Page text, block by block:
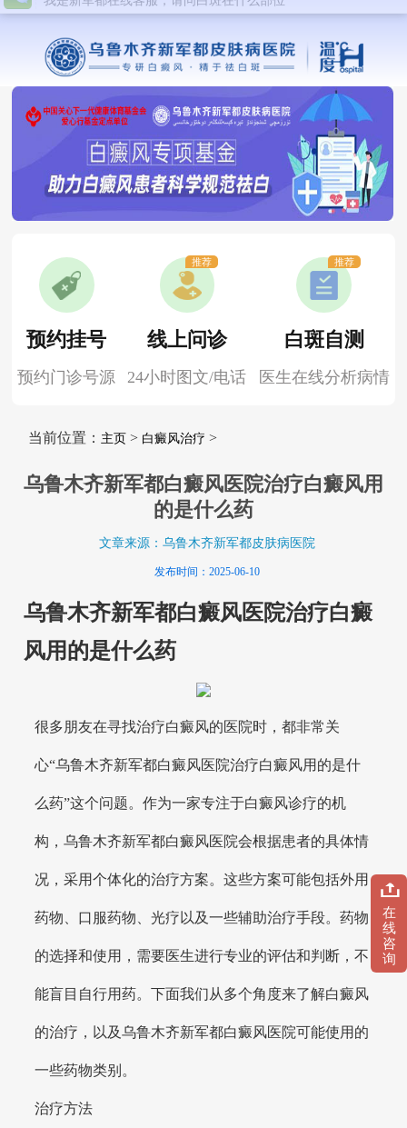
预约挂号
预约门诊号源
线上问诊
24小时图文/电话
推荐
白斑自测
医生在线分析病情
推荐
当前位置： 主页> 白癜风治疗 >
乌鲁木齐新军都白癜风医院治疗白癜风用
的是什么药
文章来源：乌鲁木齐新军都皮肤病医院
发布时间：2025-06-10
乌鲁木齐新军都白癜风医院治疗白癜
风用的是什么药
很多朋友在寻找治疗白癜风的医院时，都非常关
心“乌鲁木齐新军都白癜风医院治疗白癜风用的是什
么药”这个问题。作为一家专注于白癜风诊疗的机
构，乌鲁木齐新军都白癜风医院会根据患者的具体情
况，采用个体化的治疗方案。这些方案可能包括外用
药物、口服药物、光疗以及一些辅助治疗手段。药物
的选择和使用，需要医生进行专业的评估和判断，不
能盲目自行用药。下面我们从多个角度来了解白癜风
的治疗，以及乌鲁木齐新军都白癜风医院可能使用的
一些药物类别。
治疗方法
在
线
咨
询